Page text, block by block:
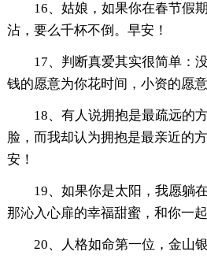
16、姑娘，如果你在春节假
沾，要么千杯不倒。早安！
17、判断真爱其实很简单：
钱的愿意为你花时间，小资的愿
18、有人说拥抱是最疏远的
脸，而我却认为拥抱是最亲近的
安！
19、如果你是太阳，我愿躺
那沁入心扉的幸福甜蜜，和你一
20、人格如命第一位，金山